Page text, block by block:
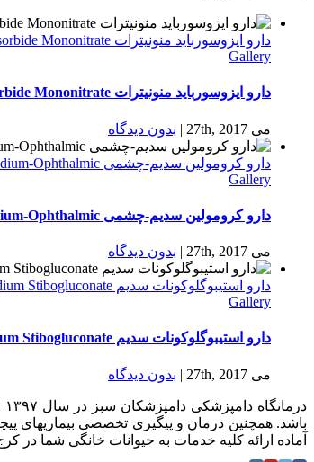
دارو ایزوسورباید منونیترات Isosorbide Mononitrate
Gallery
دارو ایزوسورباید منونیترات Isosorbide Mononitrate
می 27th, 2017 | بدون ديدگاه
دارو كرومولين سدیم-چشمی Cromolyn Sodium-Ophthalmic
Gallery
دارو كرومولين سدیم-چشمی Cromolyn Sodium-Ophthalmic
می 27th, 2017 | بدون ديدگاه
دارو استیبوگلوکونات سدیم Sodium Stibogluconate
Gallery
دارو استیبوگلوکونات سدیم Sodium Stibogluconate
می 27th, 2017 | بدون ديدگاه
باشد. همچنین درمان و پیگیری تخصصی بیماریهای
آماده ارائه کلیه خدمات به حیوانات خانگی شما در